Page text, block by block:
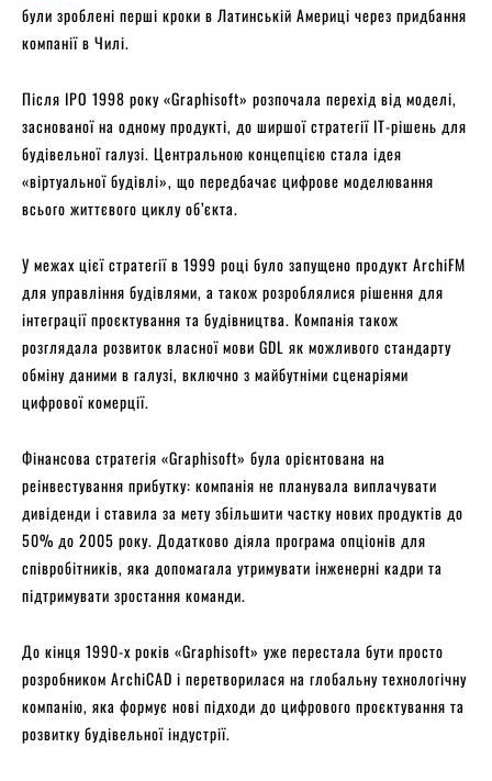
були зроблені перші кроки в Латинській Америці через придбання
компанії в Чилі.
Після IPO 1998 року «Graphisoft» розпочала перехід від моделі,
заснованої на одному продукті, до ширшої стратегії IT-рішень для
будівельної галузі. Центральною концепцією стала ідея
«віртуальної будівлі», що передбачає цифрове моделювання
всього життєвого циклу об’єкта.
У межах цієї стратегії в 1999 році було запущено продукт ArchiFM
для управління будівлями, а також розроблялися рішення для
інтеграції проєктування та будівництва. Компанія також
розглядала розвиток власної мови GDL як можливого стандарту
обміну даними в галузі, включно з майбутніми сценаріями
цифрової комерції.
Фінансова стратегія «Graphisoft» була орієнтована на
реінвестування прибутку: компанія не планувала виплачувати
дивіденди і ставила за мету збільшити частку нових продуктів до
50% до 2005 року. Додатково діяла програма опціонів для
співробітників, яка допомагала утримувати інженерні кадри та
підтримувати зростання команди.
До кінця 1990-х років «Graphisoft» уже перестала бути просто
розробником ArchiCAD і перетворилася на глобальну технологічну
компанію, яка формує нові підходи до цифрового проєктування та
розвитку будівельної індустрії.